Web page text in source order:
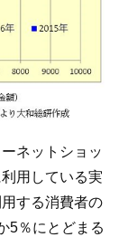
ネットショッ
用している実
する消費者の
5％にとどまる